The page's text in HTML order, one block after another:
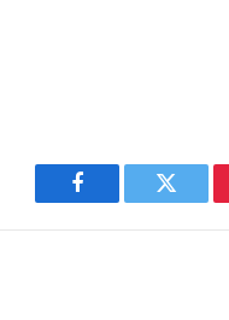
Facebook Twitter